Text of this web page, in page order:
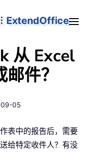
ExtendOffice
从 Excel
件？
05
表中的报告后，需要
给特定收件人？有没